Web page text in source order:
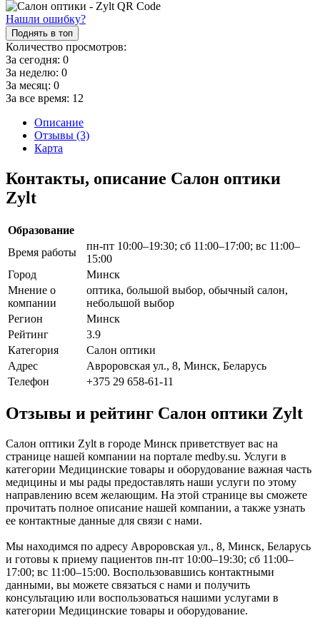
Нашли ошибку?
Поднять в топ
Количество просмотров:
За сегодня: 0
За неделю: 0
За месяц: 0
За все время: 12
Описание
Отзывы (3)
Карта
Контакты, описание Салон оптики
Zylt
Образование
Время работы
пн-пт 10:00–19:30; сб 11:00–17:00; вс 11:00–
15:00
Город
Минск
Мнение о
компании
оптика, большой выбор, обычный салон,
небольшой выбор
Регион
Минск
Рейтинг
3.9
Категория
Салон оптики
Адрес
Авроровская ул., 8, Минск, Беларусь
Телефон
+375 29 658-61-11
Отзывы и рейтинг Салон оптики Zylt
Салон оптики Zylt в городе Минск приветствует вас на
странице нашей компании на портале medby.su. Услуги в
категории Медицинские товары и оборудование важная часть
медицины и мы рады предоставлять наши услуги по этому
направлению всем желающим. На этой странице вы сможете
прочитать полное описание нашей компании, а также узнать
ее контактные данные для связи с нами.
Мы находимся по адресу Авроровская ул., 8, Минск, Беларусь
и готовы к приему пациентов пн-пт 10:00–19:30; сб 11:00–
17:00; вс 11:00–15:00. Воспользовавшись контактными
данными, вы можете связаться с нами и получить
консультацию или воспользоваться нашими услугами в
категории Медицинские товары и оборудование.